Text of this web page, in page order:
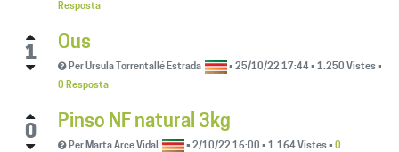
Resposta
1
Ous
PerÚrsula Torrentallé Estrada •25/10/22 17:44•1.250 Vistes•
0 Resposta
0
Pinso NF natural 3kg
Per Marta Arce Vidal •2/10/22 16:00 •1.164Vistes•0